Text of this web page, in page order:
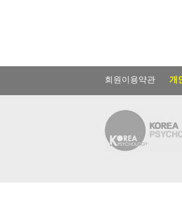
회원이용약관 개